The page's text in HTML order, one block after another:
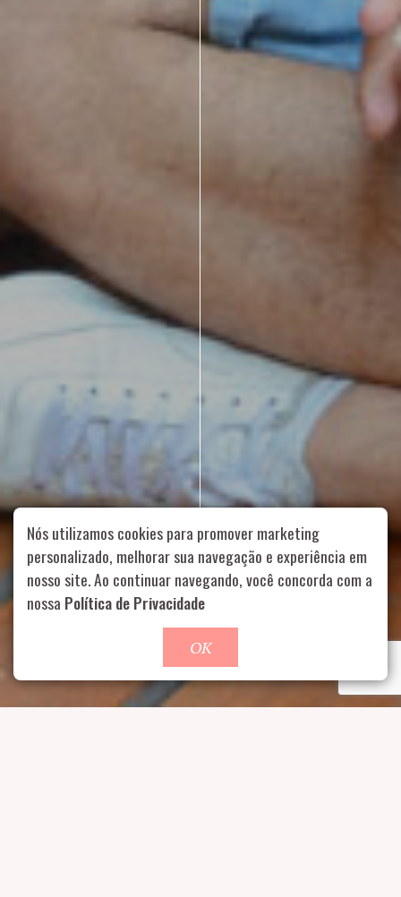
Rua Aurélia, 1714 – Vila Romana, São Paulo – SP | 55 11
99178-5848 | contato@nucleofood.com
Role para continar
Nós utilizamos cookies para promover marketing
personalizado, melhorar sua navegação e experiência em
nosso site. Ao continuar navegando, você concorda com a
nossa Política de Privacidade
OK